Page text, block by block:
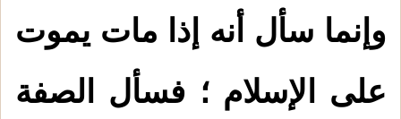
وإنما سأل أنه إذا مات يموت
على الإسلام ؛ فسأل الصفة